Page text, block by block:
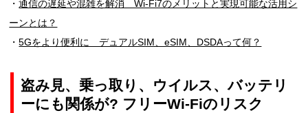
・通信の遅延や混雑を解消 Wi-Fi7のメリットと実現可能な活用シ
ーンとは？
・5Gをより便利に デュアルSIM、eSIM、DSDAって何？
盗み見、乗っ取り、ウイルス、バッテリ
ーにも関係が? フリーWi-Fiのリスク